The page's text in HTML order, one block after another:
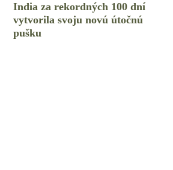
India za rekordných 100 dní
vytvorila svoju novú útočnú
pušku